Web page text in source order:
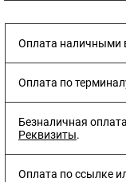
Оплата наличными
Оплата по
Безналичная
Реквизиты.
Оплата по ссылке